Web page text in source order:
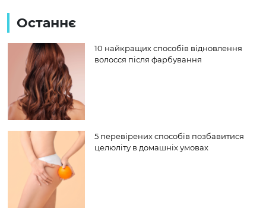
Останнє
10 найкращих способів відновлення
волосся після фарбування
5 перевірених способів позбавитися
целюліту в домашніх умовах